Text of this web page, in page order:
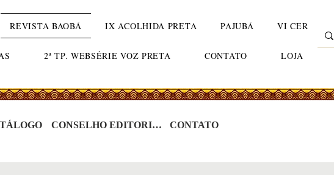
REVISTA BAOBÁ IX ACOLHIDA PRETA PAJUBÁ VI CER
2ª TP. WEBSÉRIE VOZ PRETA CONTATO LOJA
CONSELHO EDITORIAL CONTATO